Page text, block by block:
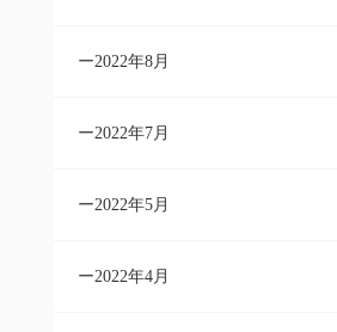
2022年8月
2022年7月
2022年5月
2022年4月